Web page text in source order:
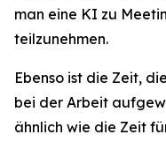
man eine KI zu
teilzunehmen.
Ebenso ist die Zeit,
bei der Arbeit
ähnlich wie die Zeit